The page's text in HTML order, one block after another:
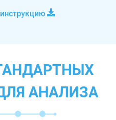
АНАЛИЗА